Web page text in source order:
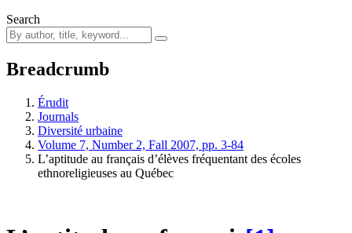
Search
Breadcrumb
Érudit
Journals
Diversité urbaine
Volume 7, Number 2, Fall 2007, pp. 3-84
L’aptitude au français d’élèves fréquentant des écoles
ethnoreligieuses au Québec